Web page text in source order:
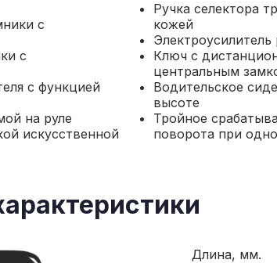
с
с
с функцией
на руле
искусственной
Ручка селектора
кожей
Электроусилитель
Ключ с
центральным
Водительское
высоте
Тройное
поворота при
Длина, мм.